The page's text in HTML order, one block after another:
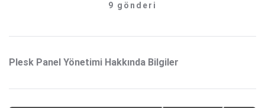
9 gönderi
Plesk Panel Yönetimi Hakkında Bilgiler